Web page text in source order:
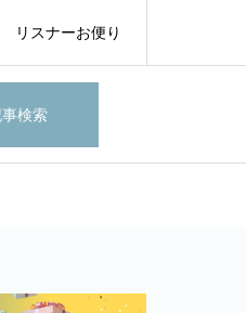
検索
リスナーお便り